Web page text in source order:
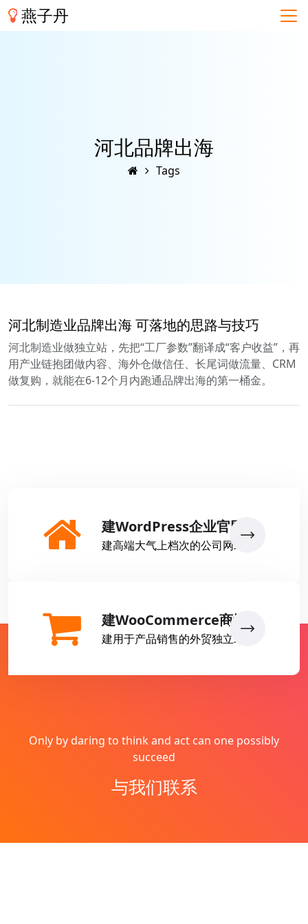
燕子丹
河北品牌出海
Tags
河北制造业品牌出海 可落地的思路与技巧
河北制造业做独立站，先把“工厂参数”翻译成“客户收益”，再
用产业链抱团做内容、海外仓做信任、长尾词做流量、CRM
做复购，就能在6-12个月内跑通品牌出海的第一桶金。
建WordPress企业官网
建高端大气上档次的公司网站
建WooCommerce商城
建用于产品销售的外贸独立站
Only by daring to think and act can one possibly
succeed
与我们联系